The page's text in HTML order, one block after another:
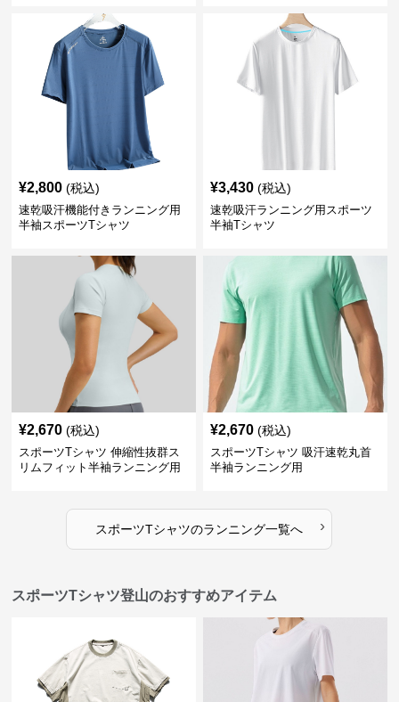
¥2,800 (税込)
速乾吸汗機能付きランニング用
半袖スポーツTシャツ
¥3,430 (税込)
速乾吸汗ランニング用スポーツ
半袖Tシャツ
¥2,670 (税込)
スポーツTシャツ 伸縮性抜群ス
リムフィット半袖ランニング用
¥2,670 (税込)
スポーツTシャツ 吸汗速乾丸首
半袖ランニング用
スポーツTシャツのランニング一覧へ ›
スポーツTシャツ登山のおすすめアイテム